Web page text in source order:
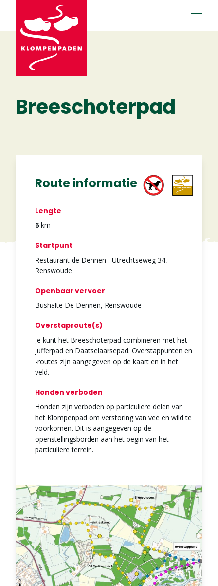
open
Breeschoterpad
Route informatie
Lengte
6km
Startpunt
Restaurant de Dennen , Utrechtseweg 34,
Renswoude
Openbaar vervoer
Bushalte De Dennen, Renswoude
Overstaproute(s)
Je kunt het Breeschoterpad combineren met het
Jufferpad en Daatselaarsepad. Overstappunten en
-routes zijn aangegeven op de kaart en in het
veld.
Honden verboden
Honden zijn verboden op particuliere delen van
het Klompenpad om verstoring van vee en wild te
voorkomen. Dit is aangegeven op de
openstellingsborden aan het begin van het
particuliere terrein.